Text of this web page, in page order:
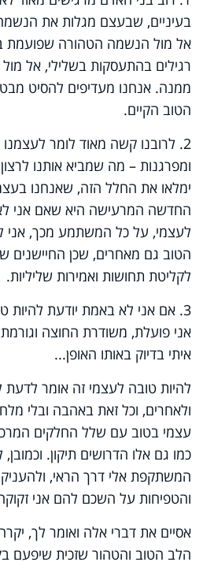
בעיניים, שבעצם מגלות את
אל מול הנשמה הטהורה שפועמת
רגילים בהתעסקות בשלילי, אל
ממנה. אנחנו מעדיפים להסיט
הטוב הקיים.
2. לרובנו קשה מאוד לומר
ומפרגנות – מה שמביא אותנו
ימלאו את החלל הזה, שאנחנו
החדשה המרעישה היא שאם אני לא
לעצמי, על כל המשתמע מכך, אני
הטוב גם מאחרים, שכן החיישנים
לקליטת תחושות ואמירות שליליות.
3. אם אני לא באמת יודעת להיות
אני פועלת, משודרת החוצה
איתי בדיוק באותו האופן...
להיות טובה לעצמי זה אומר לדעת
ולאחרים, וכל זאת באהבה ובלי
עצמי בטוב עם שלל החלקים
כמו גם אלו הדרושים תיקון.
המשתקפת אלי דרך הראי,
והטפיחות על השכם להם אני
אסיים את דברי אלה ואומר לך,
הלב הטוב והטהור שזכית שיפעם